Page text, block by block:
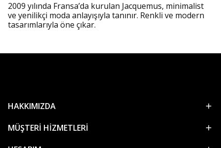
2009 yılında Fransa’da kurulan Jacquemus, minimalist
ve yenilikçi moda anlayışıyla tanınır. Renkli ve modern
tasarımlarıyla öne çıkar.
HAKKIMIZDA
MÜŞTERİ HİZMETLERİ